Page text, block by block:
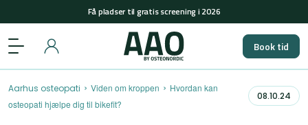
+45 29848558(man-tors: 08-15 & fre: 08-12)
Få pladser til gratis screening i 2026
+45 29848558(man-tors: 08-15 & fre: 08-12)
Få pladser til gratis screening i 2026
Book tid
Aarhus osteopati › Viden om kroppen › Hvordan kan
osteopati hjælpe dig til bikefit?
08.10.24